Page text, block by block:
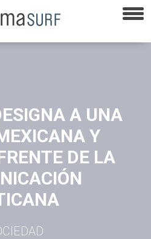
A UNA
Y
DE LA